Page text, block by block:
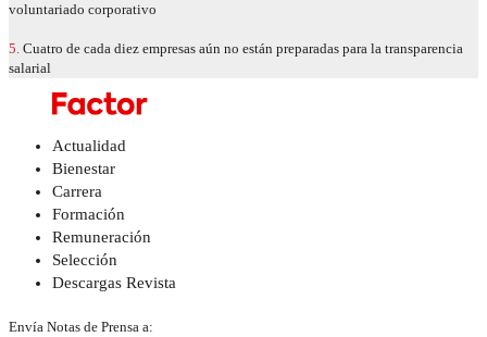
voluntariado corporativo
5. Cuatro de cada diez empresas aún no están preparadas para la transparencia
salarial
Actualidad
Bienestar
Carrera
Formación
Remuneración
Selección
Descargas Revista
Envía Notas de Prensa a: